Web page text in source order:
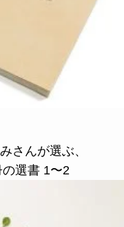
さんが選ぶ、
選書 1〜2